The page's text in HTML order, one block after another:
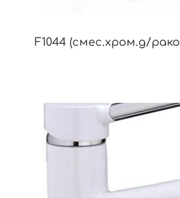
F1044 (смес.хром.д/